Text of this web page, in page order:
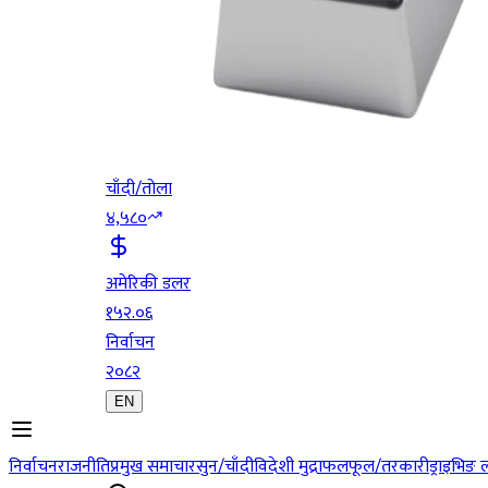
चाँदी/तोला
४,५८०
अमेरिकी डलर
१५२.०६
निर्वाचन
२०८२
EN
निर्वाचनराजनीतिप्रमुख समाचारसुन/चाँदीविदेशी मुद्राफलफूल/तरकारी